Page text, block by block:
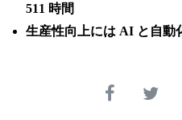
511 時間
生産性向上には AI と自動